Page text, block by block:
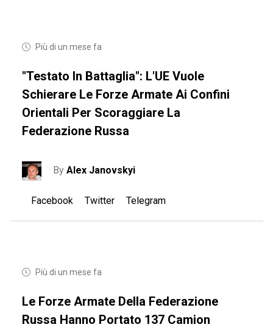
Più di un mese fa
"Testato In Battaglia": L'UE Vuole
Schierare Le Forze Armate Ai Confini
Orientali Per Scoraggiare La
Federazione Russa
ByAlex Janovskyi
Facebook Twitter Telegram
Più di un mese fa
Le Forze Armate Della Federazione
Russa Hanno Portato 137 Camion